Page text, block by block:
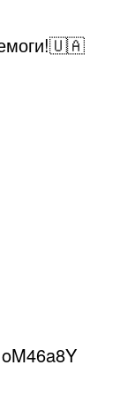
🇺🇦